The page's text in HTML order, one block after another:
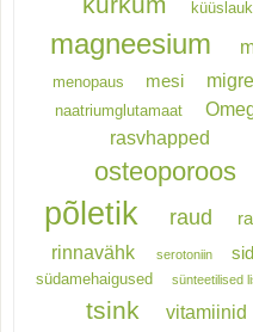
küüslauk
magneesium
menopaus mesi
naatriumglutamaat
rasvhapped
osteoporoos
põletik raud
rinnavähk serotoniin
südamehaigused sünteetilised
tsink vitamiinid